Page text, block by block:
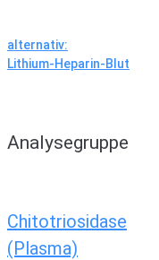
alternativ:
Lithium-Heparin-Blut
Analysegruppe
Chitotriosidase
(Plasma)